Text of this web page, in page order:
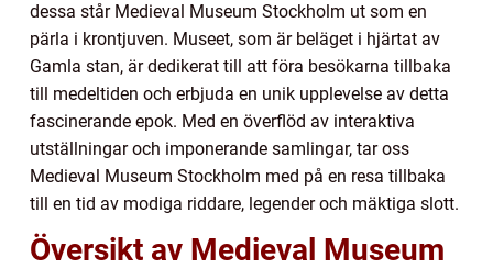
dessa står Medieval Museum Stockholm ut som en
pärla i krontjuven. Museet, som är beläget i hjärtat av
Gamla stan, är dedikerat till att föra besökarna tillbaka
till medeltiden och erbjuda en unik upplevelse av detta
fascinerande epok. Med en överflöd av interaktiva
utställningar och imponerande samlingar, tar oss
Medieval Museum Stockholm med på en resa tillbaka
till en tid av modiga riddare, legender och mäktiga slott.
Översikt av Medieval Museum